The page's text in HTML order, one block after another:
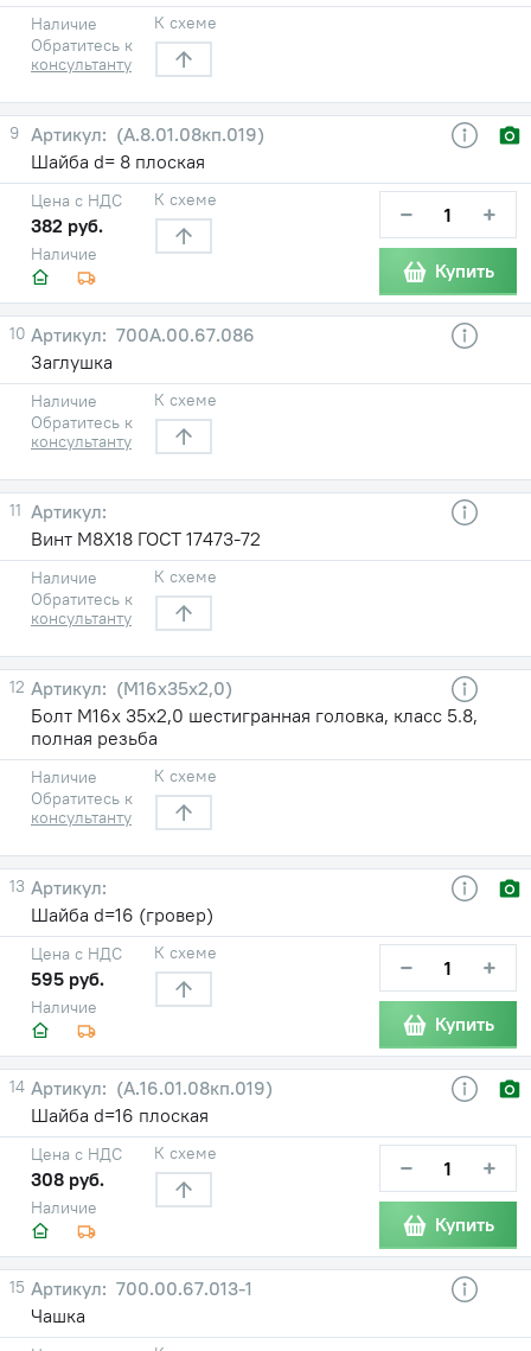
Наличие
Обратитесь к
консультанту
К схеме
9
(А.8.01.08кп.019)
Шайба d= 8 плоская
Наличие
Цена с НДС
382 руб.
К схеме − +
Купить
10
700А.00.67.086
Заглушка
Наличие
Обратитесь к
консультанту
К схеме
11
Винт М8Х18 ГОСТ 17473-72
Наличие
Обратитесь к
консультанту
К схеме
12
(М16х35х2,0)
Болт М16х 35х2,0 шестигранная головка, класс 5.8,
полная резьба
Наличие
Обратитесь к
консультанту
К схеме
13
Шайба d=16 (гровер)
Наличие
Цена с НДС
595 руб.
К схеме − +
Купить
14
(А.16.01.08кп.019)
Шайба d=16 плоская
Наличие
Цена с НДС
308 руб.
К схеме − +
Купить
15
700.00.67.013-1
Чашка